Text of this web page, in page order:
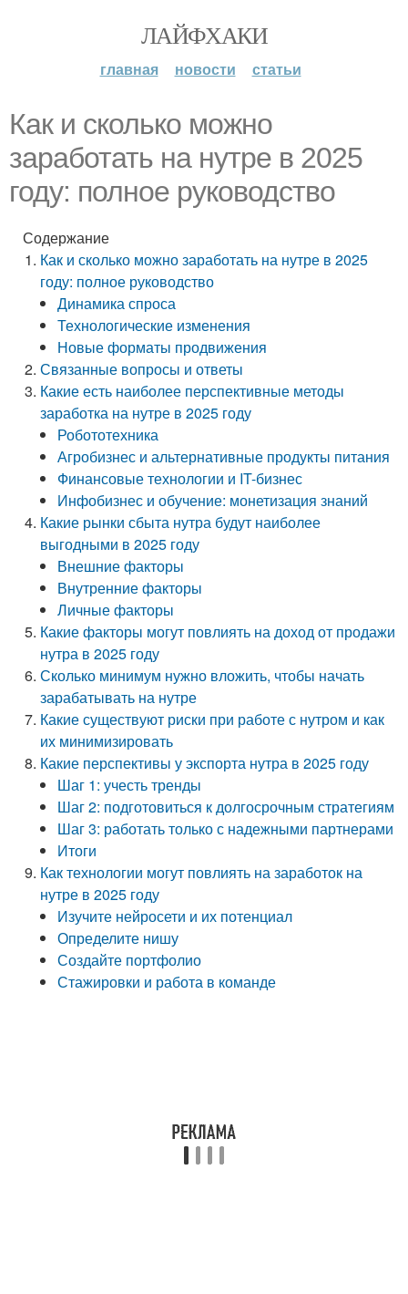
ЛАЙФХАКИ
главная новости статьи
Как и сколько можно
заработать на нутре в 2025
году: полное руководство
Содержание
Как и сколько можно заработать на нутре в 2025
году: полное руководство
Динамика спроса
Технологические изменения
Новые форматы продвижения
Связанные вопросы и ответы
Какие есть наиболее перспективные методы
заработка на нутре в 2025 году
Робототехника
Агробизнес и альтернативные продукты питания
Финансовые технологии и IT-бизнес
Инфобизнес и обучение: монетизация знаний
Какие рынки сбыта нутра будут наиболее
выгодными в 2025 году
Внешние факторы
Внутренние факторы
Личные факторы
Какие факторы могут повлиять на доход от продажи
нутра в 2025 году
Сколько минимум нужно вложить, чтобы начать
зарабатывать на нутре
Какие существуют риски при работе с нутром и как
их минимизировать
Какие перспективы у экспорта нутра в 2025 году
Шаг 1: учесть тренды
Шаг 2: подготовиться к долгосрочным стратегиям
Шаг 3: работать только с надежными партнерами
Итоги
Как технологии могут повлиять на заработок на
нутре в 2025 году
Изучите нейросети и их потенциал
Определите нишу
Создайте портфолио
Стажировки и работа в команде